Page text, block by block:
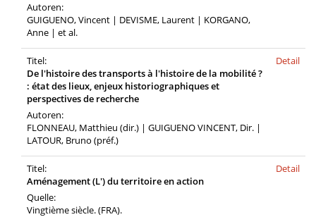
Autoren:
GUIGUENO, Vincent | DEVISME, Laurent | KORGANO,
Anne | et al.
Titel:
De l'histoire des transports à l'histoire de la mobilité ?
: état des lieux, enjeux historiographiques et
perspectives de recherche
Autoren:
FLONNEAU, Matthieu (dir.) | GUIGUENO VINCENT, Dir. |
LATOUR, Bruno (préf.)
Detail
Titel:
Aménagement (L') du territoire en action
Quelle:
Vingtième siècle. (FRA).
Detail